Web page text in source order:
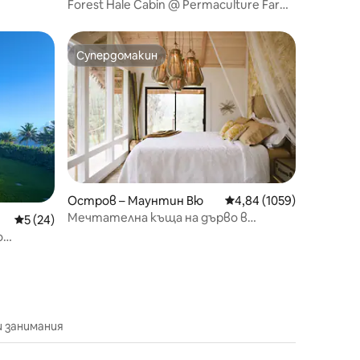
Forest Hale Cabin @ Permaculture Farm,
Средна оценка: 5 от 5, 24 отзива
5 (24)
Супердомакин
Супердомакин
Остров – Маунтин Вю Средна оценка: 4,84
4,84 (1059)
Мечтателна къща на дърво в